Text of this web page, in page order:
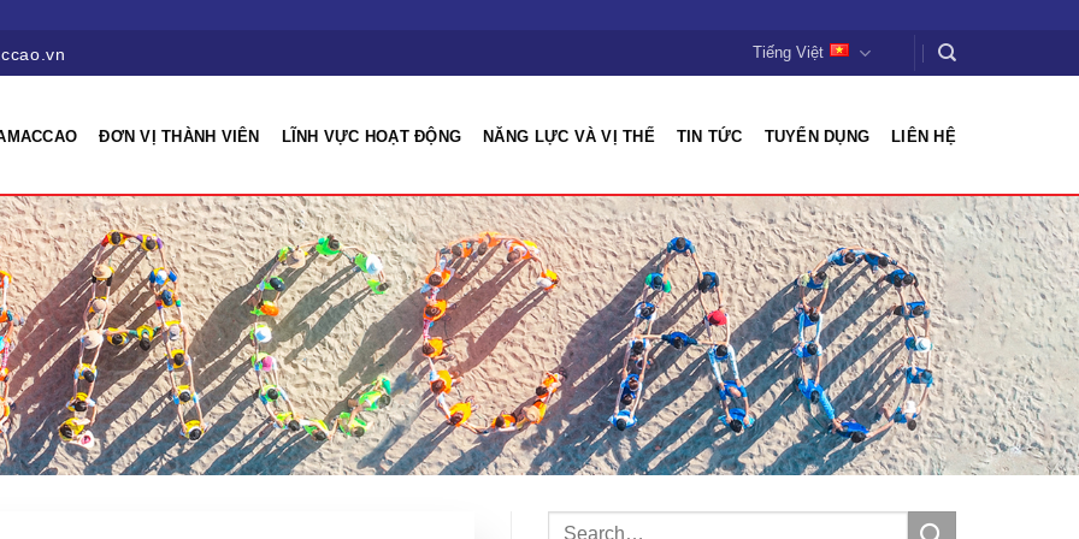
Tiếng Việt
ĐƠN VỊ THÀNH VIÊN LĨNH VỰC HOẠT ĐỘNG NĂNG LỰC VÀ VỊ THẾ TIN TỨC TUYỂN DỤNG LIÊN HỆ